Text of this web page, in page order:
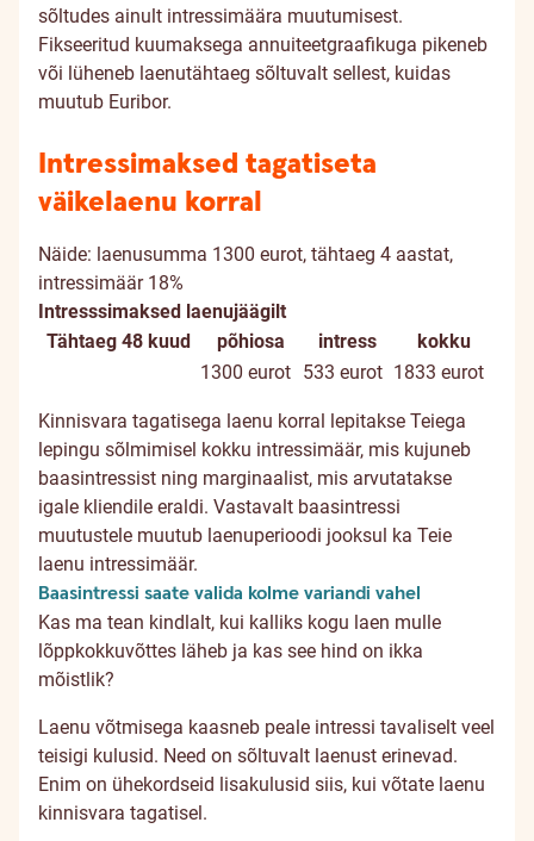
sõltudes ainult intressimäära muutumisest.
Fikseeritud kuumaksega annuiteetgraafikuga pikeneb
või lüheneb laenutähtaeg sõltuvalt sellest, kuidas
muutub Euribor.
Intressimaksed tagatiseta
väikelaenu korral
Näide: laenusumma 1300 eurot, tähtaeg 4 aastat,
intressimäär 18%
Intresssimaksed laenujäägilt
Tähtaeg 48 kuud
põhiosa intress
kokku
1300 eurot 533 eurot 1833 eurot
Kinnisvara tagatisega laenu korral lepitakse Teiega
lepingu sõlmimisel kokku intressimäär, mis kujuneb
baasintressist ning marginaalist, mis arvutatakse
igale kliendile eraldi. Vastavalt baasintressi
muutustele muutub laenuperioodi jooksul ka Teie
laenu intressimäär.
Baasintressi saate valida kolme variandi vahel
Kas ma tean kindlalt, kui kalliks kogu laen mulle
lõppkokkuvõttes läheb ja kas see hind on ikka
mõistlik?
Laenu võtmisega kaasneb peale intressi tavaliselt veel
teisigi kulusid. Need on sõltuvalt laenust erinevad.
Enim on ühekordseid lisakulusid siis, kui võtate laenu
kinnisvara tagatisel.